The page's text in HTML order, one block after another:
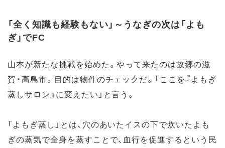
「全く知識も経験もない」～うなぎの次は「よも
ぎ」でFC
山本が新たな挑戦を始めた。やって来たのは故郷の滋
賀・高島市。目的は物件のチェックだ。「ここを『よもぎ
蒸しサロン』に変えたい」と言う。
「よもぎ蒸し」とは、穴のあいたイスの下で炊いたよも
ぎの蒸気で全身を蒸すことで、血行を促進するという民